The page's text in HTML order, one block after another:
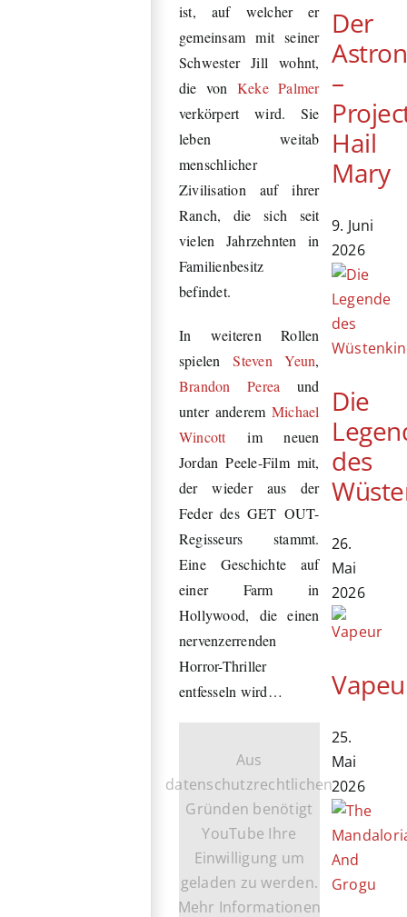
ist, auf welcher er
gemeinsam mit seiner
Schwester Jill wohnt,
die vonKeke Palmer
verkörpert wird. Sie
leben weitab
menschlicher
Zivilisation auf ihrer
Ranch, die sich seit
vielen Jahrzehnten in
Familienbesitz
befindet.
In weiteren Rollen
spielenSteven Yeun,
Brandon Perea und
unter anderem Michael
Wincottim neuen
Jordan Peele-Film mit,
der wieder aus der
Feder des GET OUT-
Regisseurs stammt.
Eine Geschichte auf
einer Farm in
Hollywood, die einen
nervenzerrenden
Horror-Thriller
entfesseln wird…
Aus
datenschutzrechtlichen
Gründen benötigt
YouTube Ihre
Einwilligung um
geladen zu werden.
Mehr Informationen
Der
–
Hail
Mary
9. Juni
2026
Die
des
26.
Mai
2026
25.
Mai
2026